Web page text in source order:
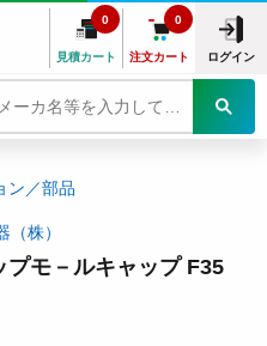
見積カート
0
注文カート
0
ログイン
ン／部品
（株）
プモ－ルキャップ F35